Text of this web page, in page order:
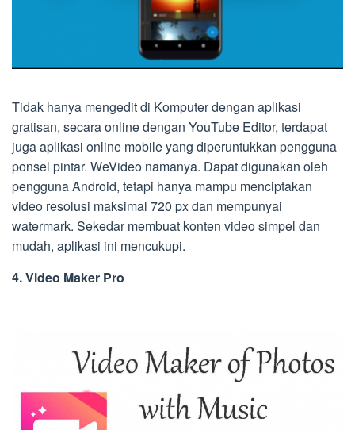
Tidak hanya mengedit di Komputer dengan aplikasi
gratisan, secara online dengan YouTube Editor, terdapat
juga aplikasi online mobile yang diperuntukkan pengguna
ponsel pintar. WeVideo namanya. Dapat digunakan oleh
pengguna Android, tetapi hanya mampu menciptakan
video resolusi maksimal 720 px dan mempunyai
watermark. Sekedar membuat konten video simpel dan
mudah, aplikasi ini mencukupi.
4. Video Maker Pro